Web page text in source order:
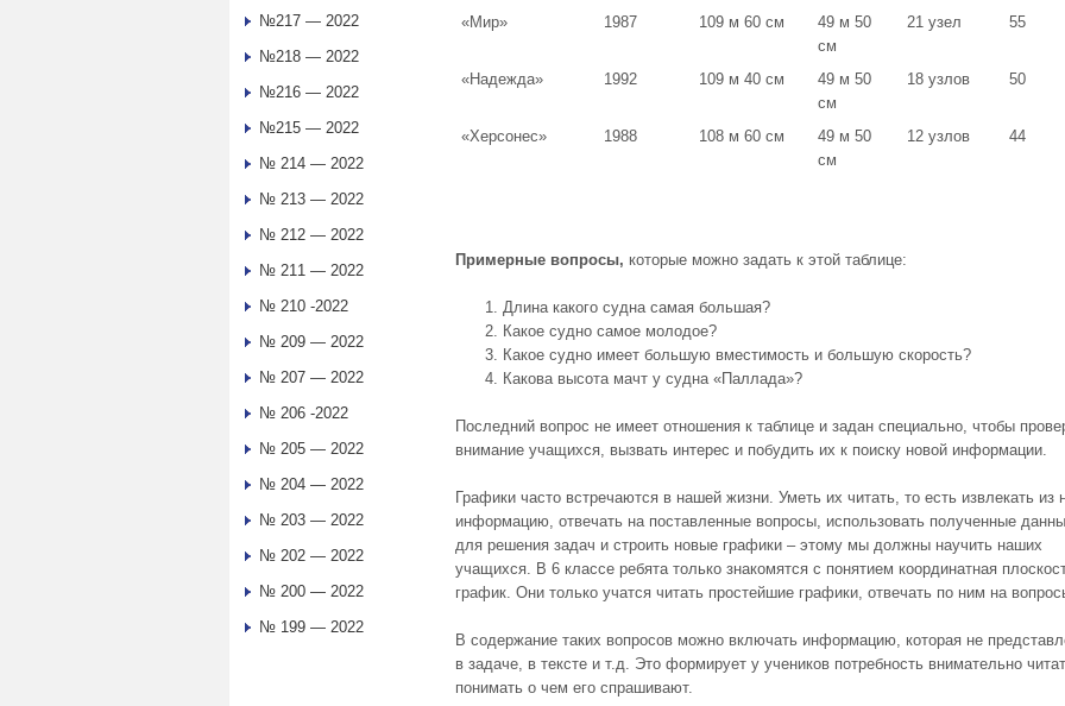
«Мир»
1987 109 м 60 см
49 м 50
см
21 узел 55
«Надежда» 1992 109 м 40 см
49 м 50
см
18 узлов 50
«Херсонес» 1988 108 м 60 см
49 м 50
см
12 узлов 44
Примерные вопросы, которые можно задать к этой таблице:
Длина какого судна самая большая?
Какое судно самое молодое?
Какое судно имеет большую вместимость и большую скорость?
Какова высота мачт у судна «Паллада»?
Последний вопрос не имеет отношения к таблице и задан специально, чтобы
внимание учащихся, вызвать интерес и побудить их к поиску новой информации.
Графики часто встречаются в нашей жизни. Уметь их читать, то есть извлекать из
информацию, отвечать на поставленные вопросы, использовать полученные
для решения задач и строить новые графики – этому мы должны научить наших
учащихся. В 6 классе ребята только знакомятся с понятием координатная
график. Они только учатся читать простейшие графики, отвечать по ним на
В содержание таких вопросов можно включать информацию, которая не
в задаче, в тексте и т.д. Это формирует у учеников потребность внимательно
понимать о чем его спрашивают.
№217 — 2022
№218 — 2022
№216 — 2022
№215 — 2022
№ 214 — 2022
№ 213 — 2022
№ 212 — 2022
№ 211 — 2022
№ 210 -2022
№ 209 — 2022
№ 207 — 2022
№ 206 -2022
№ 205 — 2022
№ 204 — 2022
№ 203 — 2022
№ 202 — 2022
№ 200 — 2022
№ 199 — 2022